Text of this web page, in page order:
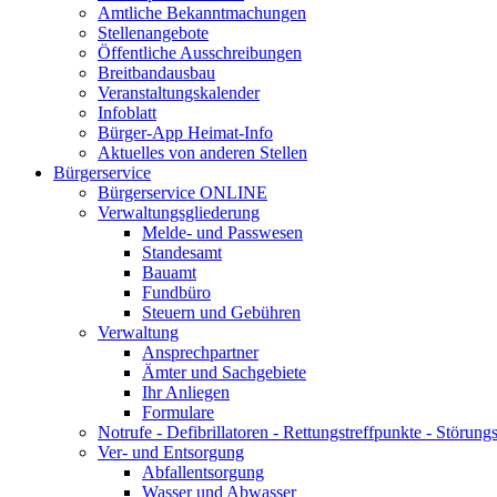
Amtliche Bekanntmachungen
Stellenangebote
Öffentliche Ausschreibungen
Breitbandausbau
Veranstaltungskalender
Infoblatt
Bürger-App Heimat-Info
Aktuelles von anderen Stellen
Bürgerservice
Bürgerservice ONLINE
Verwaltungsgliederung
Melde- und Passwesen
Standesamt
Bauamt
Fundbüro
Steuern und Gebühren
Verwaltung
Ansprechpartner
Ämter und Sachgebiete
Ihr Anliegen
Formulare
Notrufe - Defibrillatoren - Rettungstreffpunkte -
Ver- und Entsorgung
Abfallentsorgung
Wasser und Abwasser